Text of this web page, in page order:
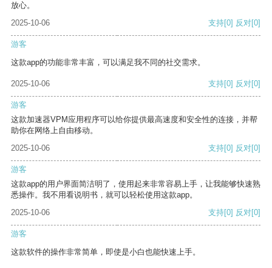
放心。
2025-10-06
支持[0] 反对[0]
游客
这款app的功能非常丰富，可以满足我不同的社交需求。
2025-10-06 支持[0] 反对[0]
游客
这款加速器VPM应用程序可以给你提供最高速度和安全性的连接，并帮
助你在网络上自由移动。
2025-10-06
支持[0] 反对[0]
游客
这款app的用户界面简洁明了，使用起来非常容易上手，让我能够快速熟
悉操作。我不用看说明书，就可以轻松使用这款app。
2025-10-06
支持[0] 反对[0]
游客
这款软件的操作非常简单，即使是小白也能快速上手。